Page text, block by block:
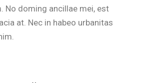
No doming ancillae mei, est
at. Nec in habeo urbanitas